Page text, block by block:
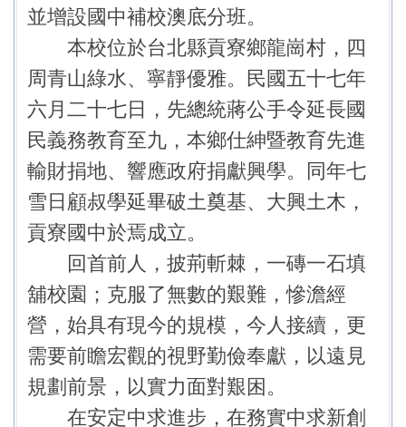
並增設國中補校澳底分班。
本校位於台北縣貢寮鄉龍崗村，四
周青山綠水、寧靜優雅。民國五十七年
六月二十七日，先總統蔣公手令延長國
民義務教育至九，本鄉仕紳暨教育先進
輸財捐地、響應政府捐獻興學。同年七
雪日顧叔學延畢破土奠基、大興土木，
貢寮國中於焉成立。
回首前人，披荊斬棘，一磚一石填
舖校園；克服了無數的艱難，慘澹經
營，始具有現今的規模，今人接續，更
需要前瞻宏觀的視野勤儉奉獻，以遠見
規劃前景，以實力面對艱困。
在安定中求進步，在務實中求新創